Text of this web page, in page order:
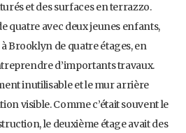
et des surfaces en terrazzo.
quatre avec deux jeunes enfants,
Brooklyn de quatre étages, en
d’importants travaux.
inutilisable et le mur arrière
visible. Comme c’était souvent le
le deuxième étage avait des